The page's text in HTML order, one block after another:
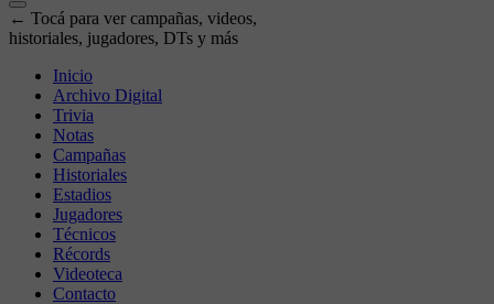
← Tocá para ver campañas, videos,
historiales, jugadores, DTs y más
Inicio
Archivo Digital
Trivia
Notas
Campañas
Historiales
Estadios
Jugadores
Técnicos
Récords
Videoteca
Contacto